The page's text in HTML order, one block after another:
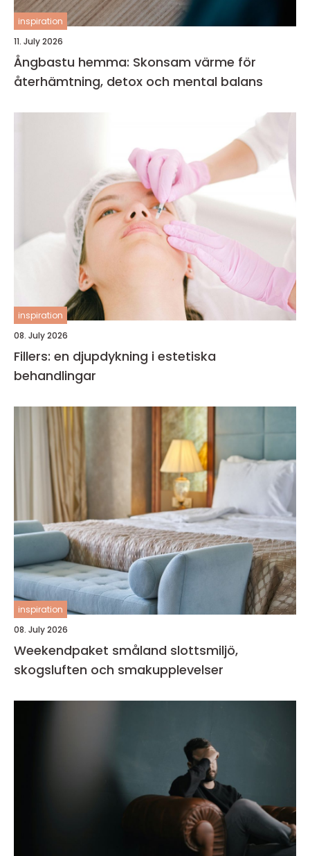
inspiration
11. July 2026
Ångbastu hemma: Skonsam värme för
återhämtning, detox och mental balans
inspiration
08. July 2026
Fillers: en djupdykning i estetiska
behandlingar
inspiration
08. July 2026
Weekendpaket småland slottsmiljö,
skogsluften och smakupplevelser